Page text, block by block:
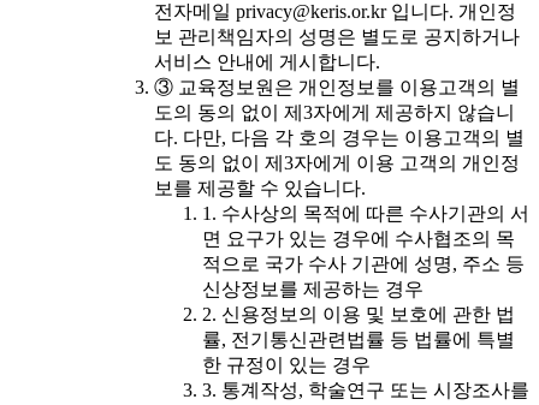
전자메일 privacy@keris.or.kr 입니다. 개인정
보 관리책임자의 성명은 별도로 공지하거나
서비스 안내에 게시합니다.
③ 교육정보원은 개인정보를 이용고객의 별
도의 동의 없이 제3자에게 제공하지 않습니
다. 다만, 다음 각 호의 경우는 이용고객의 별
도 동의 없이 제3자에게 이용 고객의 개인정
보를 제공할 수 있습니다.
1. 수사상의 목적에 따른 수사기관의 서
면 요구가 있는 경우에 수사협조의 목
적으로 국가 수사 기관에 성명, 주소 등
신상정보를 제공하는 경우
2. 신용정보의 이용 및 보호에 관한 법
률, 전기통신관련법률 등 법률에 특별
한 규정이 있는 경우
3. 통계작성, 학술연구 또는 시장조사를